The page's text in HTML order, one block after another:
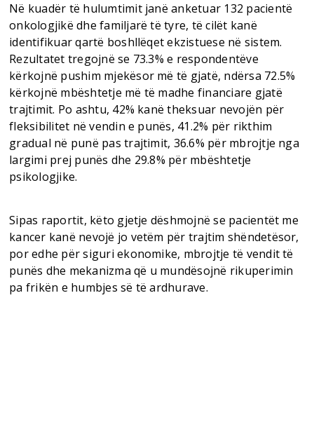
Në kuadër të hulumtimit janë anketuar 132 pacientë
onkologjikë dhe familjarë të tyre, të cilët kanë
identifikuar qartë boshllëqet ekzistuese në sistem.
Rezultatet tregojnë se 73.3% e respondentëve
kërkojnë pushim mjekësor më të gjatë, ndërsa 72.5%
kërkojnë mbështetje më të madhe financiare gjatë
trajtimit. Po ashtu, 42% kanë theksuar nevojën për
fleksibilitet në vendin e punës, 41.2% për rikthim
gradual në punë pas trajtimit, 36.6% për mbrojtje nga
largimi prej punës dhe 29.8% për mbështetje
psikologjike.
Sipas raportit, këto gjetje dëshmojnë se pacientët me
kancer kanë nevojë jo vetëm për trajtim shëndetësor,
por edhe për siguri ekonomike, mbrojtje të vendit të
punës dhe mekanizma që u mundësojnë rikuperimin
pa frikën e humbjes së të ardhurave.